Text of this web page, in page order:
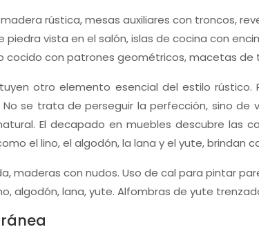
rústica, mesas auxiliares con troncos,
piedra vista en el salón, islas de cocina con
cocido con patrones geométricos, macetas de
otro elemento esencial del estilo
se trata de perseguir la perfección, sino
El decapado en muebles descubre las
el lino, el algodón, la lana y el yute, brindan
maderas con nudos. Uso de cal para pintar
algodón, lana, yute. Alfombras de yute